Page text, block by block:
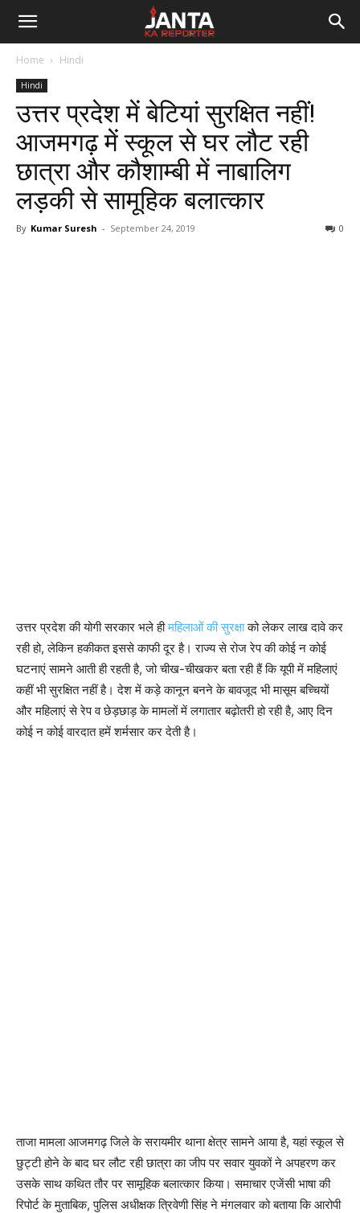
Janta
Reporter
Home Hindi
Hindi
उत्तर प्रदेश में बेटियां सुरक्षित नहीं!
आजमगढ़ में स्कूल से घर लौट रही
छात्रा और कौशाम्बी में नाबालिग
लड़की से सामूहिक बलात्कार
By Kumar Suresh - September 24, 2019 0
उत्तर प्रदेश की योगी सरकार भले हीमहिलाओं की सुरक्षाको लेकर लाख दावे कर
रही हो, लेकिन हकीकत इससे काफी दूर है। राज्य से रोज रेप की कोई न कोई
घटनाएं सामने आती ही रहती है, जो चीख-चीखकर बता रही हैं कि यूपी में महिलाएं
कहीं भी सुरक्षित नहीं है। देश में कड़े कानून बनने के बावजूद भी मासूम बच्चियों
और महिलाएं से रेप व छेड़छाड़ के मामलों में लगातार बढ़ोतरी हो रही है, आए दिन
कोई न कोई वारदात हमें शर्मसार कर देती है।
ताजा मामला आजमगढ़ जिले के सरायमीर थाना क्षेत्र सामने आया है, यहां स्कूल से
छुट्टी होने के बाद घर लौट रही छात्रा का जीप पर सवार युवकों ने अपहरण कर
उसके साथ कथित तौर पर सामूहिक बलात्कार किया। समाचार एजेंसी भाषा की
रिपोर्ट के मुताबिक, पुलिस अधीक्षक त्रिवेणी सिंह ने मंगलवार को बताया कि आरोपी